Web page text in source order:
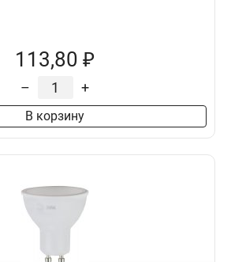
113,80 ₽
– +
В корзину